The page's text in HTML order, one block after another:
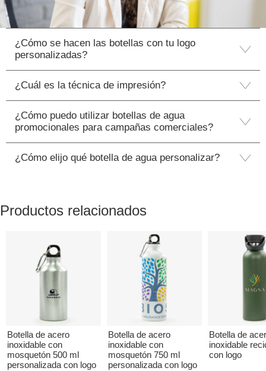
¿Cómo se hacen las botellas con tu logo
personalizadas?
¿Cuál es la técnica de impresión?
¿Cómo puedo utilizar botellas de agua
promocionales para campañas comerciales?
¿Cómo elijo qué botella de agua personalizar?
Productos relacionados
Botella de acero
inoxidable con
mosquetón 500 ml
personalizada con logo
Botella de acero
inoxidable con
mosquetón 750 ml
personalizada con logo
Botella de
inoxidable
con logo